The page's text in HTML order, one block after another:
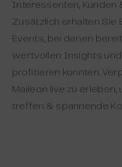
Interessenten, Kunden
Zusätzlich erhalten Sie
Events, bei denen
wertvollen Insights
profitieren konnten.
Maileon live zu
treffen & spannende